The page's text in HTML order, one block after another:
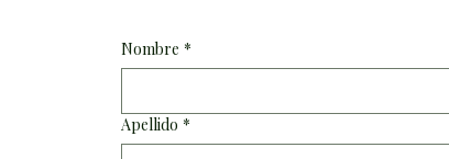
Nombre *
Apellido *